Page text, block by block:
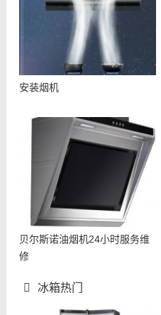
安装烟机
贝尔斯诺油烟机24小时服务维
修
冰箱热门